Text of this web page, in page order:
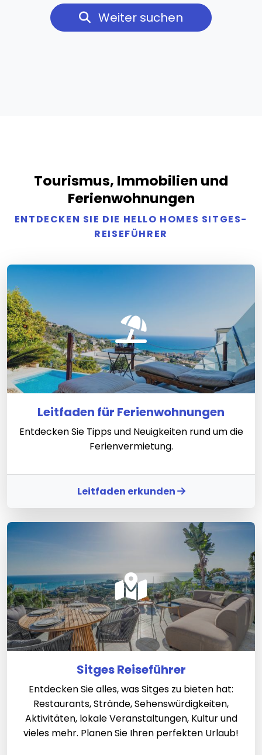
Weiter suchen
Tourismus, Immobilien und
Ferienwohnungen
ENTDECKEN SIE DIE HELLO HOMES SITGES-
REISEFÜHRER
Leitfaden für Ferienwohnungen
Entdecken Sie Tipps und Neuigkeiten rund um die
Ferienvermietung.
Leitfaden erkunden
Sitges Reiseführer
Entdecken Sie alles, was Sitges zu bieten hat:
Restaurants, Strände, Sehenswürdigkeiten,
Aktivitäten, lokale Veranstaltungen, Kultur und
vieles mehr. Planen Sie Ihren perfekten Urlaub!